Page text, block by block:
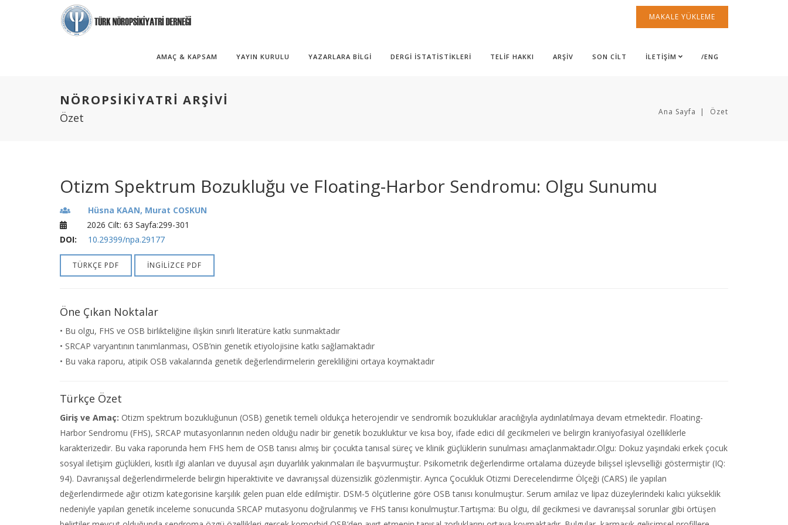
MAKALE YÜKLEME
AMAÇ & KAPSAM YAYIN KURULU YAZARLARA BİLGİ DERGİ İSTATİSTİKLERİ TELİF HAKKI ARŞİV SON CİLT İLETİŞİM /ENG
NÖROPSİKİYATRİ ARŞİVİ
Özet Ana Sayfa Özet
Otizm Spektrum Bozukluğu ve Floating-Harbor Sendromu: Olgu Sunumu
Hüsna KAAN, Murat COSKUN
2026 Cilt: 63 Sayfa:299-301
DOI:
10.29399/npa.29177
TÜRKÇE PDF İNGİLİZCE PDF
Öne Çıkan Noktalar
• Bu olgu, FHS ve OSB birlikteliğine ilişkin sınırlı literatüre katkı sunmaktadır
• SRCAP varyantının tanımlanması, OSB’nin genetik etiyolojisine katkı sağlamaktadır
• Bu vaka raporu, atipik OSB vakalarında genetik değerlendirmelerin gerekliliğini ortaya koymaktadır
Türkçe Özet
Giriş ve Amaç: Otizm spektrum bozukluğunun (OSB) genetik temeli oldukça heterojendir ve sendromik bozukluklar aracılığıyla aydınlatılmaya devam etmektedir. Floating-
Harbor Sendromu (FHS), SRCAP mutasyonlarının neden olduğu nadir bir genetik bozukluktur ve kısa boy, ifade edici dil gecikmeleri ve belirgin kraniyofasiyal özelliklerle
karakterizedir. Bu vaka raporunda hem FHS hem de OSB tanısı almış bir çocukta tanısal süreç ve klinik güçlüklerin sunulması amaçlanmaktadır.Olgu: Dokuz yaşındaki erkek çocuk
sosyal iletişim güçlükleri, kısıtlı ilgi alanları ve duyusal aşırı duyarlılık yakınmaları ile başvurmuştur. Psikometrik değerlendirme ortalama düzeyde bilişsel işlevselliği göstermiştir (IQ:
94). Davranışsal değerlendirmelerde belirgin hiperaktivite ve davranışsal düzensizlik gözlenmiştir. Ayrıca Çocukluk Otizmi Derecelendirme Ölçeği (CARS) ile yapılan
değerlendirmede ağır otizm kategorisine karşılık gelen puan elde edilmiştir. DSM-5 ölçütlerine göre OSB tanısı konulmuştur. Serum amilaz ve lipaz düzeylerindeki kalıcı yükseklik
nedeniyle yapılan genetik inceleme sonucunda SRCAP mutasyonu doğrulanmış ve FHS tanısı konulmuştur.Tartışma: Bu olgu, dil gecikmesi ve davranışsal sorunlar gibi örtüşen